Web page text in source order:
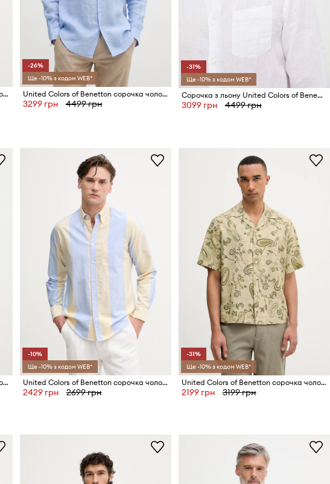
United Colors of Benetton сорочка чоловіча лляна
-26%
Ще -10% з кодом WEB*
United Colors of Benetton сорочка чоловіча лляна
3299 грн 4499 грн
-31%
Ще -10% з кодом WEB*
Сорочка з льону United Colors of Benetton
3099 грн 4499 грн
United Colors of Benetton сорочка чоловіча джинсова
-10%
Ще -10% з кодом WEB*
United Colors of Benetton сорочка чоловіча бавовняна
2429 грн 2699 грн
-31%
Ще -10% з кодом WEB*
United Colors of Benetton сорочка чоловіча з льоном
2199 грн 3199 грн